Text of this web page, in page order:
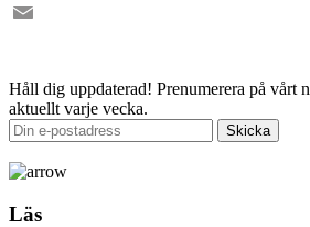
Facebook
Håll dig uppdaterad! Prenumerera på vårt
aktuellt varje vecka.
Läs